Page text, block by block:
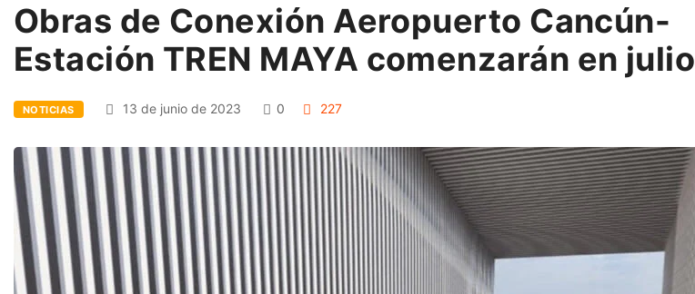
Obras de Conexión Aeropuerto Cancún-
Estación TREN MAYA comenzarán en julio
NOTICIAS 13 de junio de 2023 0 227